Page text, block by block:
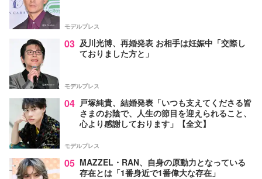
モデルプレス
03 及川光博、再婚発表 お相手は妊娠中「交際し
ておりました方と」
モデルプレス
04 戸塚純貴、結婚発表「いつも支えてくださる皆
さまのお陰で、人生の節目を迎えられること、
心より感謝しております」【全文】
モデルプレス
05 MAZZEL・RAN、自身の原動力となっている
存在とは「1番身近で1番偉大な存在」